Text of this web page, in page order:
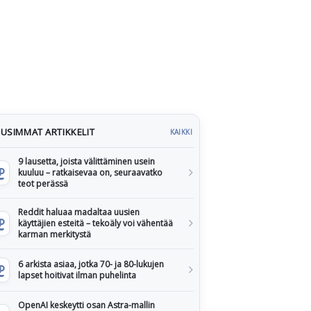
ARTIKKELIT KAIKKI
9 lausetta, joista välittäminen usein
kuuluu – ratkaisevaa on, seuraavatko
teot perässä
Reddit haluaa madaltaa uusien
käyttäjien esteitä – tekoäly voi vähentää
karman merkitystä
6 arkista asiaa, jotka 70- ja 80-lukujen
lapset hoitivat ilman puhelinta
OpenAI keskeytti osan Astra-mallin